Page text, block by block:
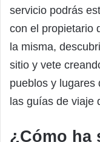
servicio podrás
con el propietario
la misma,
sitio y vete
pueblos y lugares
las guías de viaje
¿Cómo ha